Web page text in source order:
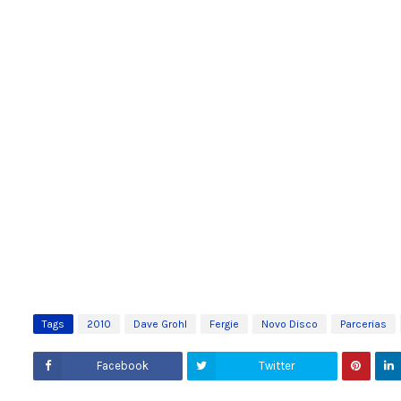
Tags 2010 Dave Grohl Fergie Novo Disco Parcerias
Facebook Twitter